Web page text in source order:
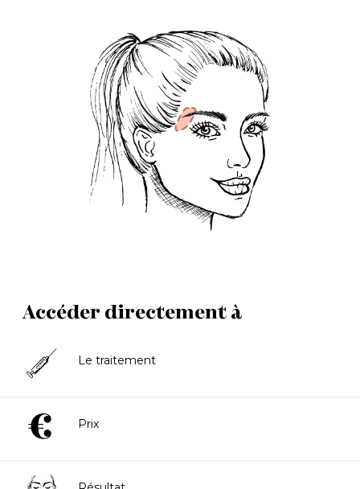
Accéder directement à
Le traitement
Prix